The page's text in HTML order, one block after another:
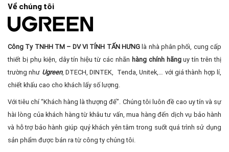
Về chúng tôi
Công Ty TNHH TM – DV VI TÍNH TẤN HƯNGlà nhà phân phối, cung cấp
thiết bị phụ kiện, dây tín hiệu từ các nhãn hàng chính hãnguy tín trên thị
trường như Ugreen, DTECH, DINTEK, Tenda, Unitek,… với giá thành hợp lí,
chiết khấu cao cho khách lấy số lượng.
Với tiêu chí “Khách hàng là thượng đế”. Chúng tôi luôn đề cao uy tín và sự
hài lòng của khách hàng từ khâu tư vấn, mua hàng đến dịch vụ bảo hành
và hỗ trợ bảo hành giúp quý khách yên tâm trong suốt quá trình sử dụng
sản phẩm được bán ra từ công ty chúng tôi.